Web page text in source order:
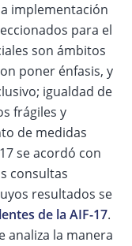
implementación
para el
son ámbitos
poner énfasis, y
igualdad de
frágiles y
de medidas
se acordó con
consultas
resultados se
de la AIF-17.
analiza la manera